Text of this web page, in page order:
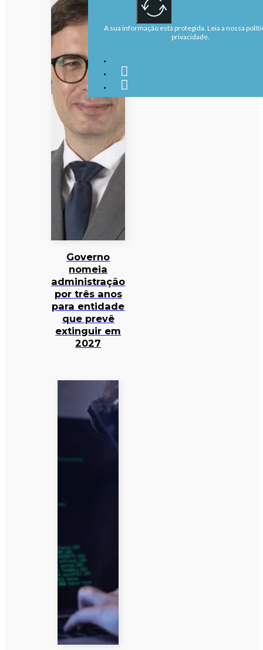
Governo
nomeia
administração
por três anos
para entidade
que prevê
extinguir em
2027
A sua informação está protegida. Leia a nossa
privacidade.